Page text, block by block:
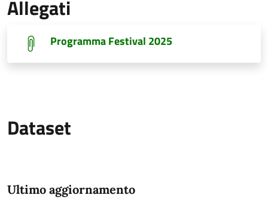
Allegati
Programma Festival 2025
Dataset
Ultimo aggiornamento